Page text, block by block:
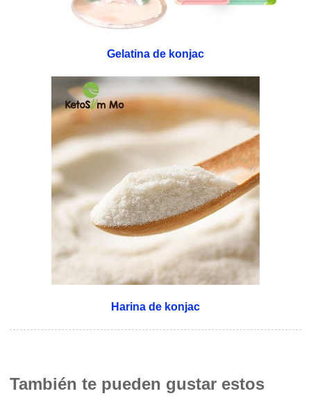
Gelatina de konjac
Harina de konjac
También te pueden gustar estos